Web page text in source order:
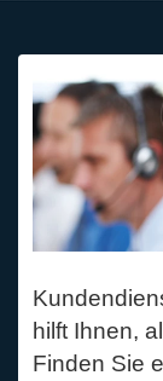
hilft Ihnen,
Finden Sie